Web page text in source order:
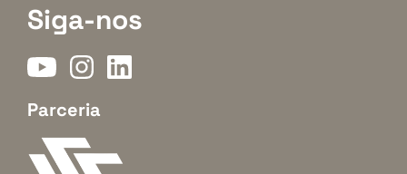
Siga-nos
Parceria